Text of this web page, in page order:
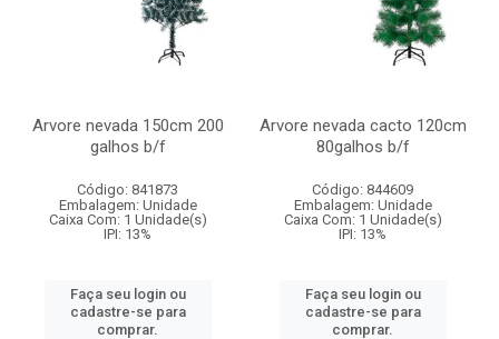
Arvore nevada 150cm 200
galhos b/f
Código: 841873
Embalagem: Unidade
Caixa Com: 1 Unidade(s)
IPI: 13%
Faça seu login ou
cadastre-se para
comprar.
Arvore nevada cacto 120cm
80galhos b/f
Código: 844609
Embalagem: Unidade
Caixa Com: 1 Unidade(s)
IPI: 13%
Faça seu login ou
cadastre-se para
comprar.